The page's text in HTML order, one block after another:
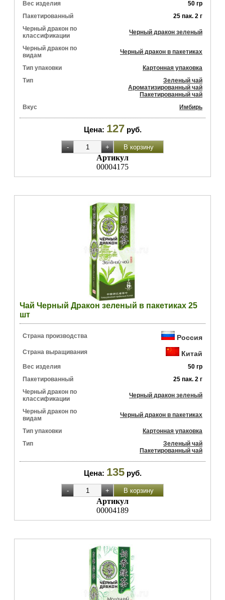
Вес изделия
50 гр
Пакетированный
25 пак. 2 г
Черный дракон по
классификации
Черный дракон зеленый
Черный дракон по
видам
Черный дракон в пакетиках
Тип упаковки
Картонная упаковка
Тип
Зеленый чай
Ароматизированный чай
Пакетированный чай
Вкус
Имбирь
Цена: 127 руб.
Артикул
00004175
Чай Черный Дракон зеленый в пакетиках 25
шт
Страна производства Россия
Страна выращивания Китай
Вес изделия
50 гр
Пакетированный
25 пак. 2 г
Черный дракон по
классификации
Черный дракон зеленый
Черный дракон по
видам
Черный дракон в пакетиках
Тип упаковки
Картонная упаковка
Тип
Зеленый чай
Пакетированный чай
Цена: 135 руб.
Артикул
00004189